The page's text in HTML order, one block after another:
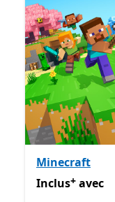
Minecraft
Inclus avec
Inclus+ avec